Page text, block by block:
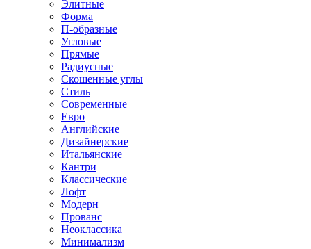
Элитные
Форма
П-образные
Угловые
Прямые
Радиусные
Скошенные углы
Стиль
Современные
Евро
Английские
Дизайнерские
Итальянские
Кантри
Классические
Лофт
Модерн
Прованс
Неоклассика
Минимализм